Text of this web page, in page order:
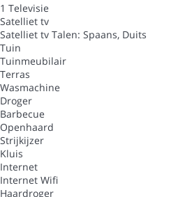
1 Televisie
Satelliet tv
Satelliet tv Talen: Spaans, Duits
Tuin
Tuinmeubilair
Terras
Wasmachine
Droger
Barbecue
Openhaard
Strijkijzer
Kluis
Internet
Internet Wifi
Haardroger